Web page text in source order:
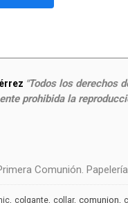
"Todos los derechos
prohibida la
Comunión.
colgante collar comunion